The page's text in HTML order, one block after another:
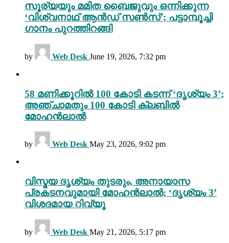
സൂര്യയും മമിത ബൈജുവും ഒന്നിക്കുന്ന
‘വിശ്വനാഥ് ആൻഡ് സൺസ്’; പട്ടാമ്പൂച്ചി
ഗാനം പുറത്തിറങ്ങി
by Web Desk June 19, 2026, 7:32 pm
58 മണിക്കൂറിൽ 100 കോടി കടന്ന് ‘ദൃശ്യം 3’;
അഞ്ചാമതും 100 കോടി ക്ലബിൽ
മോഹൻലാൽ
by Web Desk May 23, 2026, 9:02 pm
വിസ്മയ ദൃശ്യം തുടരും, അനായാസ
പ്രകടനവുമായി മോഹൻലാൽ; ‘ദൃശ്യം 3’
വിശദമായ റിവ്യൂ
by Web Desk May 21, 2026, 5:17 pm